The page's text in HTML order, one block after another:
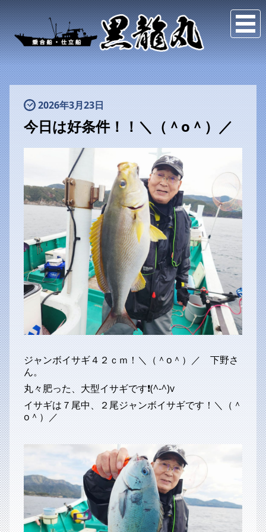
2026年3月23日
今日は好条件！！＼（＾o＾）／
ジャンボイサギ４２ｃｍ！＼（＾o＾）／ 下野さ
ん。
丸々肥った、大型イサギです❗(^-^)v
イサギは７尾中、２尾ジャンボイサギです！＼（＾
o＾）／